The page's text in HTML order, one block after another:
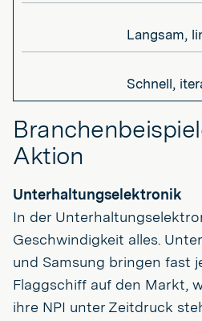
Langsam,
Schnell,
Aktion
Unterhaltungselektronik
In der
Geschwindigkeit alles.
und Samsung bringen fast
Flaggschiff auf den Markt,
ihre NPI unter Zeitdruck